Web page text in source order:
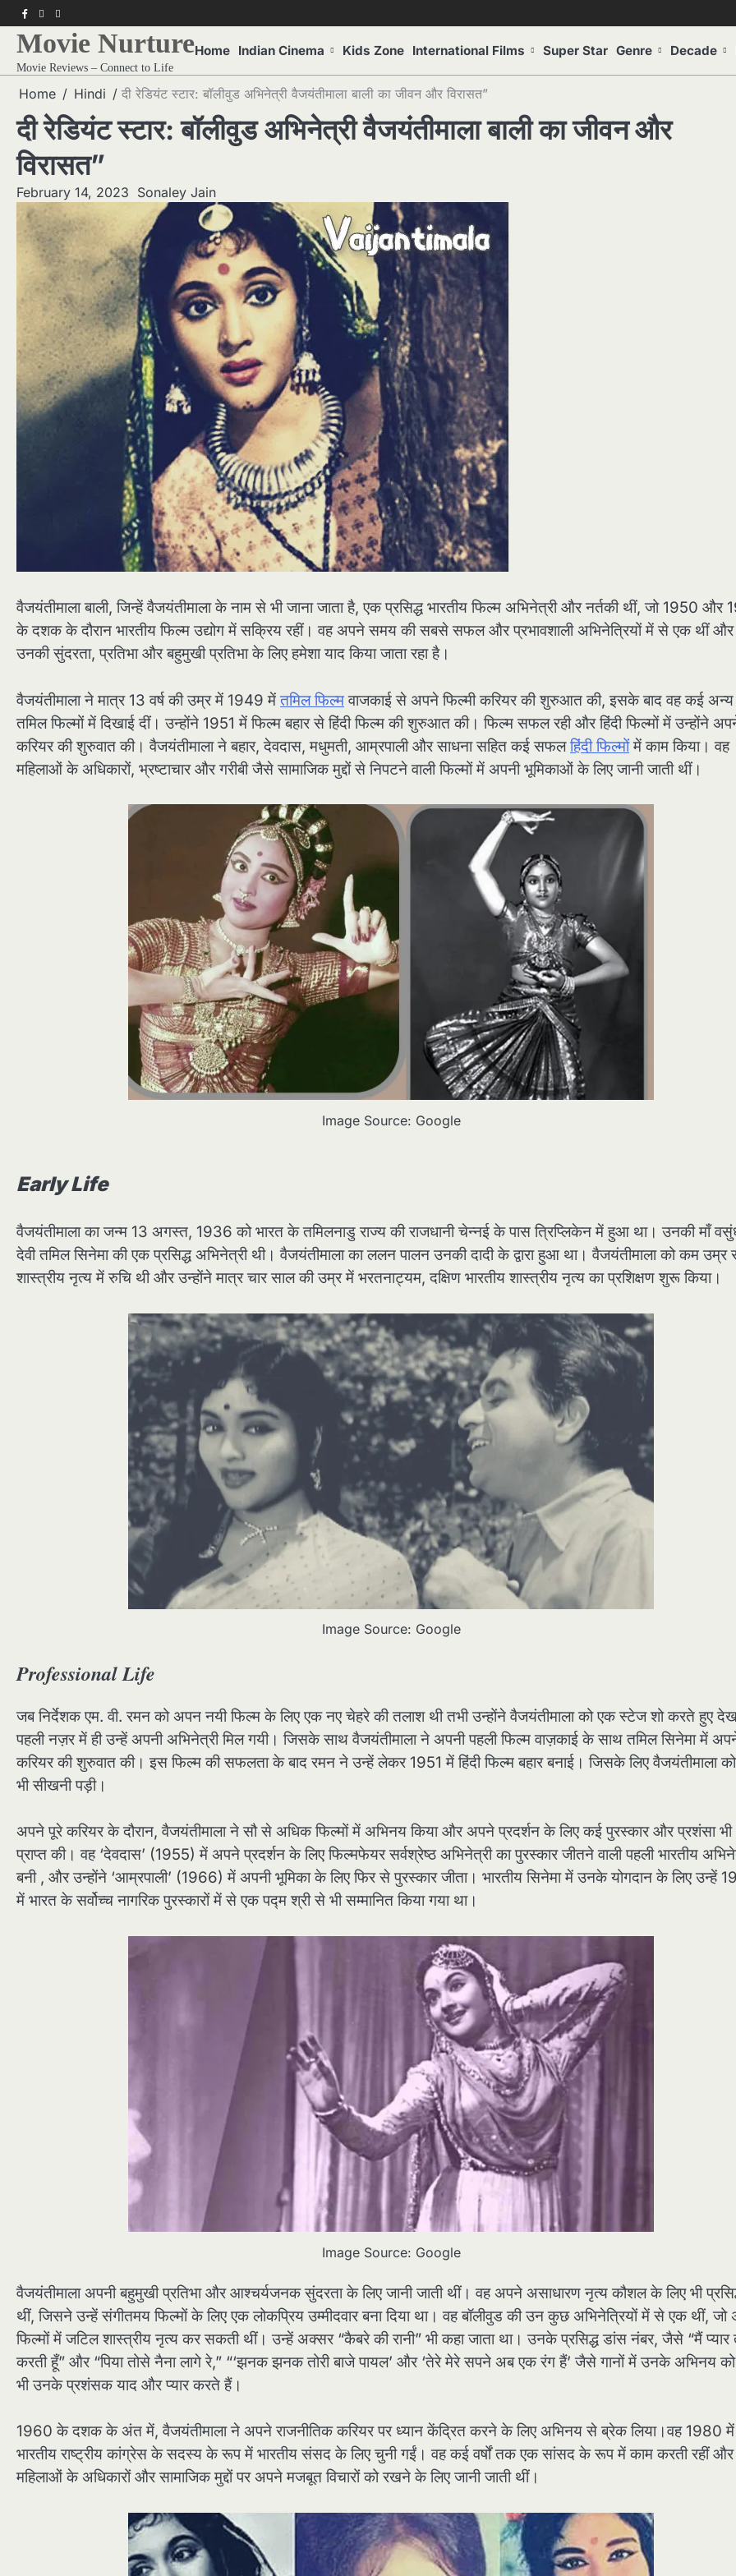
Skip
to
content
f twitterpinterest
Movie Nurture
Movie Reviews – Connect to Life
Home Indian Cinema Kids Zone International Films Super Star Genre Decade
Home
Hindi दी रेडियंट स्टार: बॉलीवुड अभिनेत्री वैजयंतीमाला बाली का जीवन और विरासत”
दी रेडियंट स्टार: बॉलीवुड अभिनेत्री वैजयंतीमाला बाली का जीवन और
विरासत”
February 14, 2023 Sonaley Jain
वैजयंतीमाला बाली, जिन्हें वैजयंतीमाला के नाम से भी जाना जाता है, एक प्रसिद्ध भारतीय फिल्म अभिनेत्री और नर्तकी थीं, जो 1950 और
के दशक के दौरान भारतीय फिल्म उद्योग में सक्रिय रहीं। वह अपने समय की सबसे सफल और प्रभावशाली अभिनेत्रियों में से एक थीं और
उनकी सुंदरता, प्रतिभा और बहुमुखी प्रतिभा के लिए हमेशा याद किया जाता रहा है।
वैजयंतीमाला ने मात्र 13 वर्ष की उम्र में 1949 मेंतमिल फिल्मवाजकाई से अपने फिल्मी करियर की शुरुआत की, इसके बाद वह कई अन्य
तमिल फिल्मों में दिखाई दीं। उन्होंने 1951 में फिल्म बहार से हिंदी फिल्म की शुरुआत की। फिल्म सफल रही और हिंदी फिल्मों में उन्होंने
करियर की शुरुवात की। वैजयंतीमाला ने बहार, देवदास, मधुमती, आम्रपाली और साधना सहित कई सफलहिंदी फिल्मोंमें काम किया। वह
महिलाओं के अधिकारों, भ्रष्टाचार और गरीबी जैसे सामाजिक मुद्दों से निपटने वाली फिल्मों में अपनी भूमिकाओं के लिए जानी जाती थीं।
Image Source: Google
Early Life
वैजयंतीमाला का जन्म 13 अगस्त, 1936 को भारत के तमिलनाडु राज्य की राजधानी चेन्नई के पास त्रिप्लिकेन में हुआ था। उनकी माँ
देवी तमिल सिनेमा की एक प्रसिद्ध अभिनेत्री थी। वैजयंतीमाला का ललन पालन उनकी दादी के द्वारा हुआ था। वैजयंतीमाला को कम उम्र
शास्त्रीय नृत्य में रुचि थी और उन्होंने मात्र चार साल की उम्र में भरतनाट्यम, दक्षिण भारतीय शास्त्रीय नृत्य का प्रशिक्षण शुरू किया।
Image Source: Google
Professional Life
जब निर्देशक एम. वी. रमन को अपन नयी फिल्म के लिए एक नए चेहरे की तलाश थी तभी उन्होंने वैजयंतीमाला को एक स्टेज शो करते हुए
पहली नज़र में ही उन्हें अपनी अभिनेत्री मिल गयी। जिसके साथ वैजयंतीमाला ने अपनी पहली फिल्म वाज़काई के साथ तमिल सिनेमा में
करियर की शुरुवात की। इस फिल्म की सफलता के बाद रमन ने उन्हें लेकर 1951 में हिंदी फिल्म बहार बनाई। जिसके लिए वैजयंतीमाला को
भी सीखनी पड़ी।
अपने पूरे करियर के दौरान, वैजयंतीमाला ने सौ से अधिक फिल्मों में अभिनय किया और अपने प्रदर्शन के लिए कई पुरस्कार और प्रशंसा भी
प्राप्त की। वह ‘देवदास’ (1955) में अपने प्रदर्शन के लिए फिल्मफेयर सर्वश्रेष्ठ अभिनेत्री का पुरस्कार जीतने वाली पहली भारतीय
बनी , और उन्होंने ‘आम्रपाली’ (1966) में अपनी भूमिका के लिए फिर से पुरस्कार जीता। भारतीय सिनेमा में उनके योगदान के लिए उन्हें
में भारत के सर्वोच्च नागरिक पुरस्कारों में से एक पद्म श्री से भी सम्मानित किया गया था।
Image Source: Google
वैजयंतीमाला अपनी बहुमुखी प्रतिभा और आश्चर्यजनक सुंदरता के लिए जानी जाती थीं। वह अपने असाधारण नृत्य कौशल के लिए भी
थीं, जिसने उन्हें संगीतमय फिल्मों के लिए एक लोकप्रिय उम्मीदवार बना दिया था। वह बॉलीवुड की उन कुछ अभिनेत्रियों में से एक थीं, जो
फिल्मों में जटिल शास्त्रीय नृत्य कर सकती थीं। उन्हें अक्सर “कैबरे की रानी” भी कहा जाता था। उनके प्रसिद्ध डांस नंबर, जैसे “मैं
करती हूँ” और “पिया तोसे नैना लागे रे,” “‘झनक झनक तोरी बाजे पायल’ और ‘तेरे मेरे सपने अब एक रंग हैं’ जैसे गानों में उनके अभिनय
भी उनके प्रशंसक याद और प्यार करते हैं।
1960 के दशक के अंत में, वैजयंतीमाला ने अपने राजनीतिक करियर पर ध्यान केंद्रित करने के लिए अभिनय से ब्रेक लिया।वह 1980 में
भारतीय राष्ट्रीय कांग्रेस के सदस्य के रूप में भारतीय संसद के लिए चुनी गईं। वह कई वर्षों तक एक सांसद के रूप में काम करती रहीं और
महिलाओं के अधिकारों और सामाजिक मुद्दों पर अपने मजबूत विचारों को रखने के लिए जानी जाती थीं।